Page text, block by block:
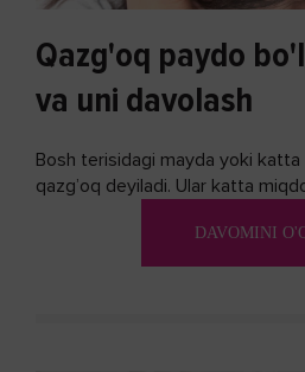
Qazg'oq paydo
va uni davolash
Bosh terisidagi mayda yoki katta
qazg’oq deyiladi. Ular katta
DAVOMINI